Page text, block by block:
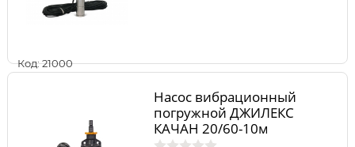
Код: 21000
Насос вибрационный
погружной ДЖИЛЕКС
КАЧАН 20/60-10м